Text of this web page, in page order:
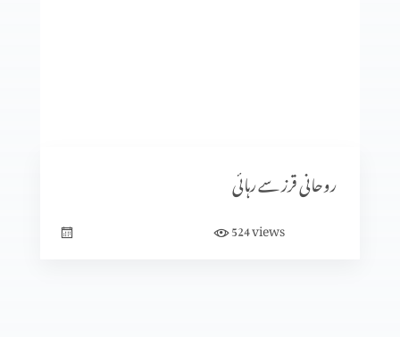
یسوع زندگی کی روٹی ہے
روحانی قرز سے رہائی
524views